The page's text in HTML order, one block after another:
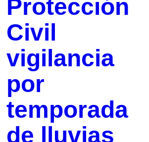
Protección
Civil
vigilancia
por
temporada
de lluvias